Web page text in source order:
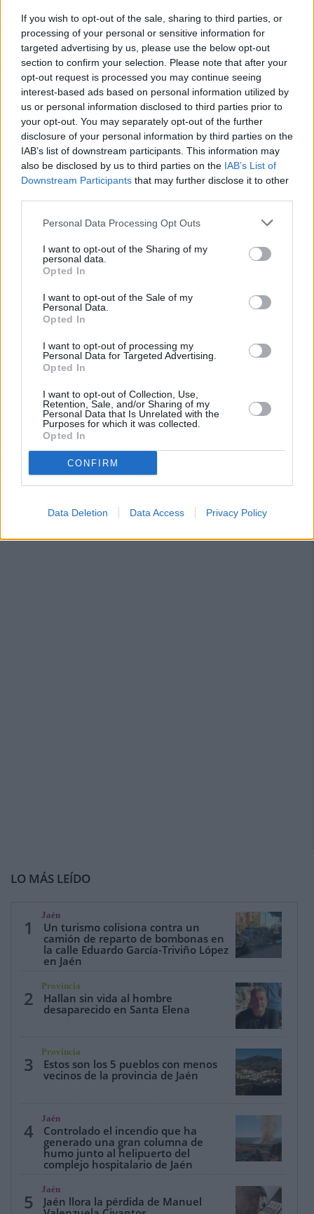
If you wish to opt-out of the sale, sharing to third parties, or
processing of your personal or sensitive information for
targeted advertising by us, please use the below opt-out
section to confirm your selection. Please note that after your
opt-out request is processed you may continue seeing
interest-based ads based on personal information utilized by
us or personal information disclosed to third parties prior to
your opt-out. You may separately opt-out of the further
disclosure of your personal information by third parties on the
IAB’s list of downstream participants. This information may
also be disclosed by us to third parties on the IAB’s List of
Downstream Participants that may further disclose it to other
Personal Data Processing Opt Outs
I want to opt-out of the Sharing of my
personal data.
Opted In
I want to opt-out of the Sale of my
Personal Data.
Opted In
I want to opt-out of processing my
Personal Data for Targeted Advertising.
Opted In
I want to opt-out of Collection, Use,
Retention, Sale, and/or Sharing of my
Personal Data that Is Unrelated with the
Purposes for which it was collected.
Opted In
CONFIRM
Data Deletion Data Access Privacy Policy
así como un aula de Tecnología, Información y
Comunicación, mientras que se ha construido un gimnasio
nuevo.
LO MÁS LEÍDO
1
Jaén
Un turismo colisiona contra un
camión de reparto de bombonas en
la calle Eduardo García-Triviño López
en Jaén
2
Provincia
Hallan sin vida al hombre
desaparecido en Santa Elena
3
Provincia
Estos son los 5 pueblos con menos
vecinos de la provincia de Jaén
4
Jaén
Controlado el incendio que ha
generado una gran columna de
humo junto al helipuerto del
complejo hospitalario de Jaén
5
Jaén
Jaén llora la pérdida de Manuel